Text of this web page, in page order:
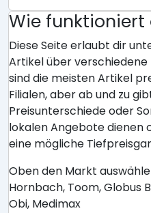
Wie funktioniert
Diese Seite erlaubt dir
Artikel über verschiedene
sind die meisten Artikel
Filialen, aber ab und zu
Preisunterschiede oder
lokalen Angebote dienen
eine mögliche
Oben den Markt
Hornbach, Toom, Globus
Obi, Medimax